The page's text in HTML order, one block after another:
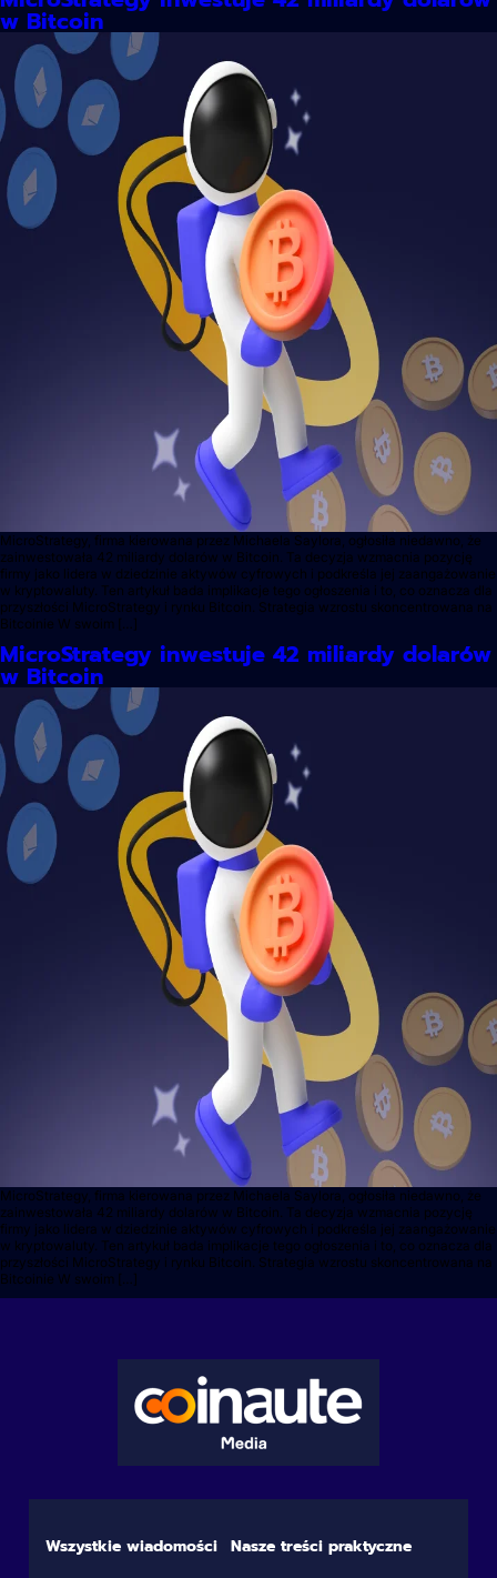
w Bitcoin
MicroStrategy, firma kierowana przez Michaela Saylora, ogłosiła niedawno, że
zainwestowała 42 miliardy dolarów w Bitcoin. Ta decyzja wzmacnia pozycję
firmy jako lidera w dziedzinie aktywów cyfrowych i podkreśla jej zaangażowanie
w kryptowaluty. Ten artykuł bada implikacje tego ogłoszenia i to, co oznacza dla
przyszłości MicroStrategy i rynku Bitcoin. Strategia wzrostu skoncentrowana na
Bitcoinie W swoim […]
MicroStrategy inwestuje 42 miliardy dolarów
w Bitcoin
MicroStrategy, firma kierowana przez Michaela Saylora, ogłosiła niedawno, że
zainwestowała 42 miliardy dolarów w Bitcoin. Ta decyzja wzmacnia pozycję
firmy jako lidera w dziedzinie aktywów cyfrowych i podkreśla jej zaangażowanie
w kryptowaluty. Ten artykuł bada implikacje tego ogłoszenia i to, co oznacza dla
przyszłości MicroStrategy i rynku Bitcoin. Strategia wzrostu skoncentrowana na
Bitcoinie W swoim […]
Wszystkie wiadomości Nasze treści praktyczne